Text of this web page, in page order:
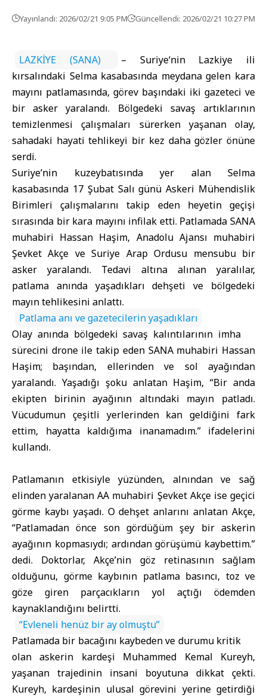
Yayınlandı: 2026/02/21 9:05 PM Güncellendi: 2026/02/21 10:27 PM
LAZKİYE (SANA) – Suriye‘nin Lazkiye ili
kırsalındaki Selma kasabasında meydana gelen kara
mayını patlamasında, görev başındaki iki gazeteci ve
birasker yaralandı. Bölgedeki savaş artıklarının
temizlenmesi çalışmaları sürerken yaşanan olay,
sahadaki hayati tehlikeyi bir kez daha gözler önüne
serdi.
Suriye’nin kuzeybatısında yer alan Selma
kasabasında 17 Şubat Salı günü Askeri Mühendislik
Birimleri çalışmalarını takip eden heyetin geçişi
sırasında bir kara mayını infilak etti. Patlamada SANA
muhabiri Hassan Haşim, Anadolu Ajansı muhabiri
Şevket Akçe ve Suriye Arap Ordusu mensubu bir
asker yaralandı. Tedavi altına alınan yaralılar,
patlama anında yaşadıkları dehşeti ve bölgedeki
mayın tehlikesini anlattı.
Patlama anı ve gazetecilerin yaşadıkları
Olay anında bölgedeki savaş kalıntılarının imha
sürecini drone ile takip eden SANA muhabiri Hassan
Haşim; başından, ellerinden ve sol ayağından
yaralandı. Yaşadığı şoku anlatan Haşim, “Bir anda
ekipten birinin ayağının altındaki mayın patladı.
Vücudumun çeşitli yerlerinden kan geldiğini fark
ettim, hayatta kaldığıma inanamadım.” ifadelerini
kullandı.
Patlamanın etkisiyle yüzünden, alnından ve sağ
elinden yaralanan AA muhabiri Şevket Akçe ise geçici
görme kaybı yaşadı. O dehşet anlarını anlatan Akçe,
“Patlamadan önce son gördüğüm şey bir askerin
ayağının kopmasıydı; ardından görüşümü kaybettim.”
dedi. Doktorlar, Akçe’nin göz retinasının sağlam
olduğunu, görme kaybının patlama basıncı, toz ve
göze giren parçacıkların yol açtığı ödemden
kaynaklandığını belirtti.
“Evleneli henüz bir ay olmuştu”
Patlamada bir bacağını kaybeden ve durumu kritik
olan askerin kardeşi Muhammed Kemal Kureyh,
yaşanan trajedinin insani boyutuna dikkat çekti.
Kureyh, kardeşinin ulusal görevini yerine getirdiği